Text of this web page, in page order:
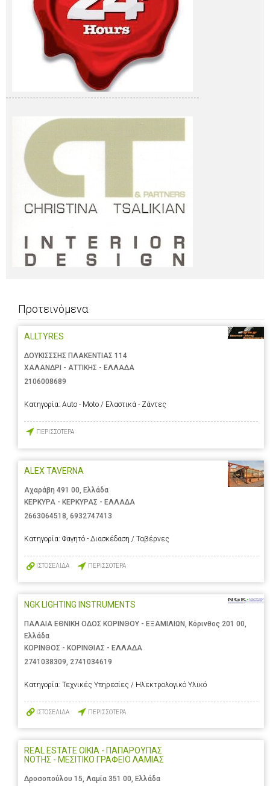
Προτεινόμενα
ALLTYRES
ΔΟΥΚΙΣΣΣΗΣ ΠΛΑΚΕΝΤΙΑΣ 114
ΧΑΛΑΝΔΡΙ - ΑΤΤΙΚΗΣ - ΕΛΛΑΔΑ
2106008689
Κατηγορία: Auto - Moto / Ελαστικά - Ζάντες
ΠΕΡΙΣΣΟΤΕΡΑ
ALEX TAVERNA
Αχαράβη 491 00, Ελλάδα
ΚΕΡΚΥΡΑ - ΚΕΡΚΥΡΑΣ - ΕΛΛΑΔΑ
2663064518 6932747413
Κατηγορία: Φαγητό - Διασκέδαση / Ταβέρνες
ΙΣΤΟΣΕΛΙΔΑ ΠΕΡΙΣΣΟΤΕΡΑ
NGK LIGHTING INSTRUMENTS
ΠΑΛΑΙΑ ΕΘΝΙΚΗ ΟΔΟΣ ΚΟΡΙΝΘΟΥ - ΕΞΑΜΙΛΙΩΝ, Κόρινθος 201 00,
Ελλάδα
ΚΟΡΙΝΘΟΣ - ΚΟΡΙΝΘΙΑΣ - ΕΛΛΑΔΑ
2741038309, 2741034619
Κατηγορία: Τεχνικές Υπηρεσίες / Ηλεκτρολογικό Υλικό
ΙΣΤΟΣΕΛΙΔΑ ΠΕΡΙΣΣΟΤΕΡΑ
REAL ESTATE OIKIA - ΠΑΠΑΡΟΥΠΑΣ
ΝΟΤΗΣ - ΜΕΣΙΤΙΚΟ ΓΡΑΦΕΙΟ ΛΑΜΙΑΣ
Δροσοπούλου 15, Λαμία 351 00, Ελλάδα